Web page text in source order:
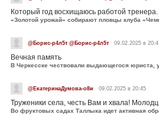
Который год восхищаюсь работой
«Золотой урожай» собирают пловцы клуба
@Борис-р4л5т @Борис-р4л5т 09.02.2025 в
Вечная память
@ЕкатеринаДумова-о8и 09.02.2025 в 20:45
Труженики села, честь Вам и хвала!
Во фруктовых садах Таллыка идет активная